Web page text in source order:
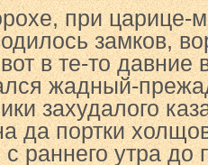
при царице-
замков,
в те-то давние
жадный-
захудалого
да портки
с раннего утра до